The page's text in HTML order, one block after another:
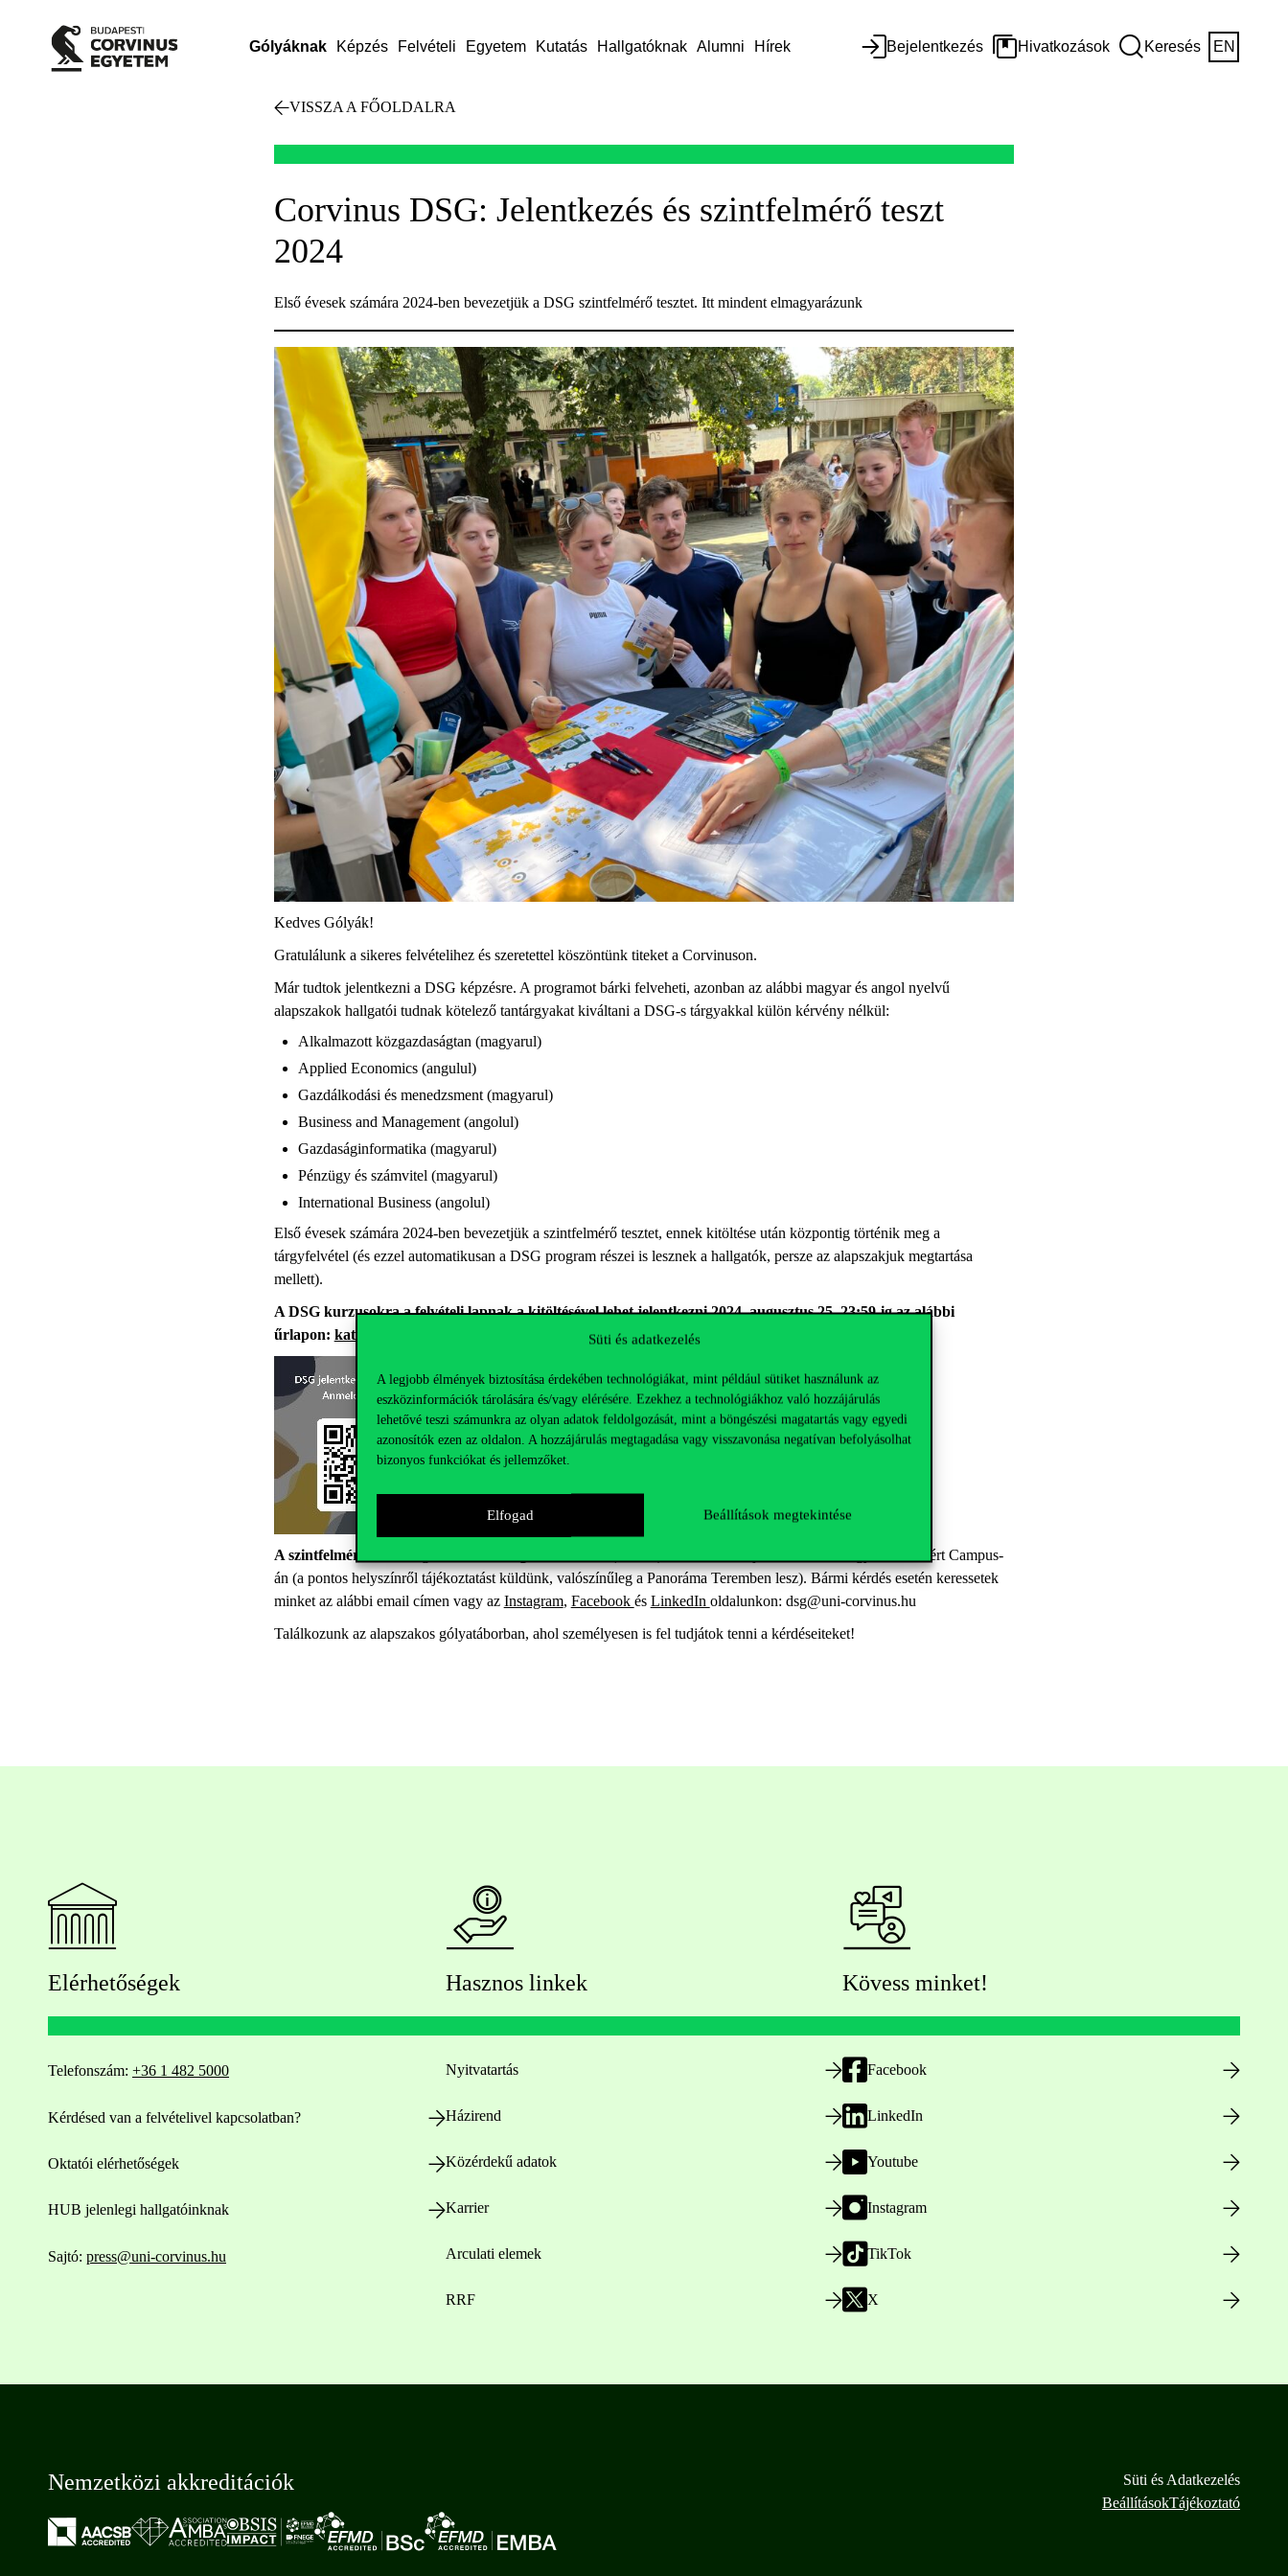
Süti és adatkezelés
A legjobb élmények biztosítása érdekében technológiákat, mint például sütiket használunk az
eszközinformációk tárolására és/vagy elérésére. Ezekhez a technológiákhoz való hozzájárulás
lehetővé teszi számunkra az olyan adatok feldolgozását, mint a böngészési magatartás vagy egyedi
azonosítók ezen az oldalon. A hozzájárulás megtagadása vagy visszavonása negatívan befolyásolhat
bizonyos funkciókat és jellemzőket.
Elfogad Beállítások megtekintése
Gólyáknak Képzés Felvételi Egyetem Kutatás Hallgatóknak Alumni Hírek Bejelentkezés Hivatkozások Keresés EN
VISSZA A FŐOLDALRA
Corvinus DSG: Jelentkezés és szintfelmérő teszt
2024
Első évesek számára 2024-ben bevezetjük a DSG szintfelmérő tesztet. Itt mindent elmagyarázunk
Kedves Gólyák!
Gratulálunk a sikeres felvételihez és szeretettel köszöntünk titeket a Corvinuson.
Már tudtok jelentkezni a DSG képzésre. A programot bárki felveheti, azonban az alábbi magyar és angol nyelvű
alapszakok hallgatói tudnak kötelező tantárgyakat kiváltani a DSG-s tárgyakkal külön kérvény nélkül:
Alkalmazott közgazdaságtan (magyarul)
Applied Economics (angulul)
Gazdálkodási és menedzsment (magyarul)
Business and Management (angolul)
Gazdaságinformatika (magyarul)
Pénzügy és számvitel (magyarul)
International Business (angolul)
Első évesek számára 2024-ben bevezetjük a szintfelmérő tesztet, ennek kitöltése után központig történik meg a
tárgyfelvétel (és ezzel automatikusan a DSG program részei is lesznek a hallgatók, persze az alapszakjuk megtartása
mellett).
A DSG kurzusokra a felvételi lapnak a kitöltésével lehet jelentkezni 2024. augusztus 25. 23:59-ig az alábbi
űrlapon: kattints ide
A szintfelmérő teszt
tartjuk a Corvinus Egyetem Gellért Campus-
án (a pontos helyszínről tájékoztatást küldünk, valószínűleg a Panoráma Teremben lesz). Bármi kérdés esetén keressetek
minket az alábbi email címen vagy az Instagram, Facebook és LinkedIn oldalunkon: dsg@uni-corvinus.hu
Találkozunk az alapszakos gólyatáborban, ahol személyesen is fel tudjátok tenni a kérdéseiteket!
Elérhetőségek
Telefonszám: +36 1 482 5000
Kérdésed van a felvételivel kapcsolatban?
Oktatói elérhetőségek
HUB jelenlegi hallgatóinknak
Sajtó: press@uni-corvinus.hu
Hasznos linkek
Nyitvatartás
Házirend
Közérdekű adatok
Karrier
Arculati elemek
RRF
Kövess minket!
Facebook
LinkedIn
Youtube
Instagram
TikTok
X
Nemzetközi akkreditációk
Süti és Adatkezelés
BeállításokTájékoztató